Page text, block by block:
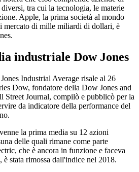
tra cui la tecnologia, le materie
Apple, la prima società al mondo
mercato di mille miliardi di dollari, è
industriale Dow Jones
Industrial Average risale al 26
Dow, fondatore della Dow Jones and
Street Journal, compilò e pubblicò per la
da indicatore della performance del
la prima media su 12 azioni
delle quali rimane come parte
che è ancora in funzione e faceva
stata rimossa dall'indice nel 2018.